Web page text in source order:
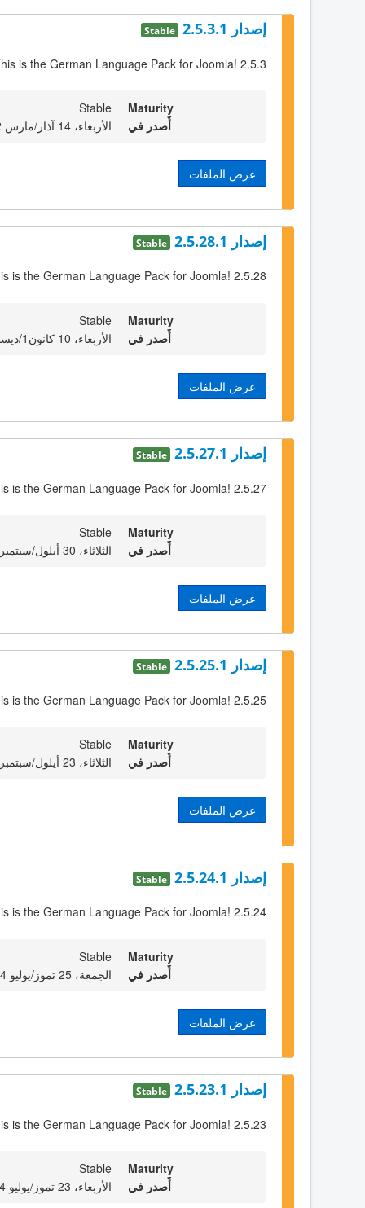
إصدار 2.5.3.1 Stable
is the German Language Pack for Joomla! 2.5.3
Maturity
Stable
أٌصدر في
الأربعاء، 14 آذار/مارس 2012 23:00
عرض الملفات
إصدار 2.5.28.1 Stable
is the German Language Pack for Joomla! 2.5.28
Maturity
Stable
أٌصدر في
الأربعاء، 10 كانون1/ديسمبر 2014 23:00
عرض الملفات
إصدار 2.5.27.1 Stable
is the German Language Pack for Joomla! 2.5.27
Maturity
Stable
أٌصدر في
الثلاثاء، 30 أيلول/سبتمبر 2014 23:00
عرض الملفات
إصدار 2.5.25.1 Stable
is the German Language Pack for Joomla! 2.5.25
Maturity
Stable
أٌصدر في
الثلاثاء، 23 أيلول/سبتمبر 2014 23:00
عرض الملفات
إصدار 2.5.24.1 Stable
is the German Language Pack for Joomla! 2.5.24
Maturity
Stable
أٌصدر في
الجمعة، 25 تموز/يوليو 2014 23:00
عرض الملفات
إصدار 2.5.23.1 Stable
is the German Language Pack for Joomla! 2.5.23
Maturity
Stable
أٌصدر في
الأربعاء، 23 تموز/يوليو 2014 23:00